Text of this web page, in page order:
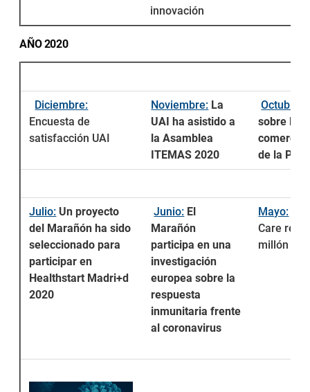
innovación
AÑO 2020
Diciembre:
Encuesta de
satisfacción UAI
Noviembre: La
UAI ha asistido a
la Asamblea
ITEMAS 2020
Octubre:
sobre la
de la PI
Julio: Un proyecto
del Marañón ha sido
seleccionado para
participar en
Healthstart Madri+d
2020
Junio: El
Marañón
participa en una
investigación
europea sobre la
respuesta
inmunitaria frente
al coronavirus
Mayo:
Care
millón de